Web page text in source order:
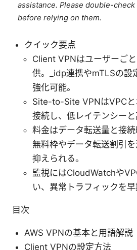
assistance. Please double-
before relying on them.
クイック要点
Client VPNはユーザーご
供。_idp連携やmTLSの設
強化可能。
Site-to-Site VPNはVPCと
接続し、低レイテンシーと
料金はデータ転送量と接続
無料枠やデータ転送割引
抑えられる。
監視にはCloudWatchや
い、異常トラフィックを早
目次
AWS VPNの基本と用語解説
Client VPNの設定方法